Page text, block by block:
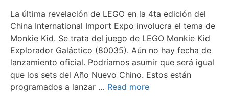
La última revelación de LEGO en la 4ta edición del
China International Import Expo involucra el tema de
Monkie Kid. Se trata del juego de LEGO Monkie Kid
Explorador Galáctico (80035). Aún no hay fecha de
lanzamiento oficial. Podríamos asumir que será igual
que los sets del Año Nuevo Chino. Estos están
programados a lanzar … Read more